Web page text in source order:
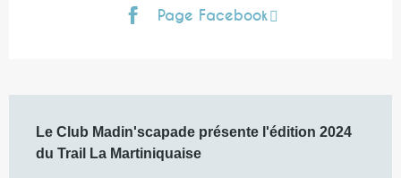
Page Facebook
Le Club Madin'scapade présente l'édition 2024
du Trail La Martiniquaise